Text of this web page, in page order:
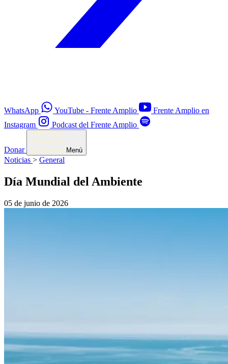
WhatsApp YouTube - Frente Amplio
Frente Amplio en
Instagram
Podcast del Frente Amplio
Donar Menú
Noticias > General
Día Mundial del Ambiente
05 de junio de 2026